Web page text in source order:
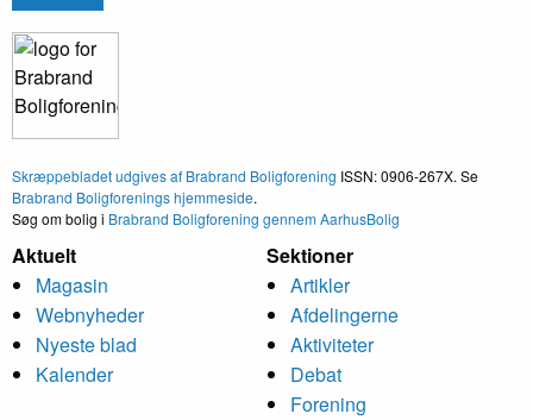
Skræppebladet udgives af Brabrand Boligforening ISSN: 0906-267X. Se
Brabrand Boligforenings hjemmeside.
Søg om bolig i Brabrand Boligforening gennem AarhusBolig
Aktuelt
Magasin
Webnyheder
Nyeste blad
Kalender
Sektioner
Artikler
Afdelingerne
Aktiviteter
Debat
Forening